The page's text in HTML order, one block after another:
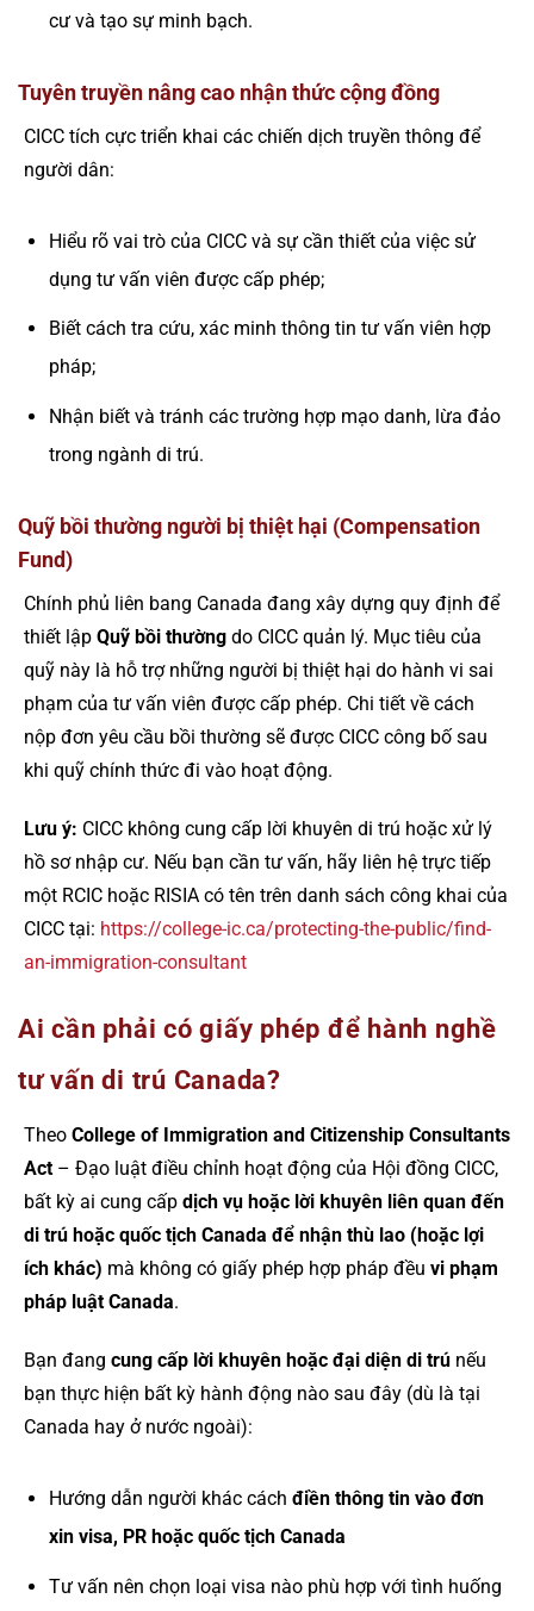
cư và tạo sự minh bạch.
Tuyên truyền nâng cao nhận thức cộng đồng
CICC tích cực triển khai các chiến dịch truyền thông để
người dân:
Hiểu rõ vai trò của CICC và sự cần thiết của việc sử
dụng tư vấn viên được cấp phép;
Biết cách tra cứu, xác minh thông tin tư vấn viên hợp
pháp;
Nhận biết và tránh các trường hợp mạo danh, lừa đảo
trong ngành di trú.
Quỹ bồi thường người bị thiệt hại (Compensation
Fund)
Chính phủ liên bang Canada đang xây dựng quy định để
thiết lập Quỹ bồi thường do CICC quản lý. Mục tiêu của
quỹ này là hỗ trợ những người bị thiệt hại do hành vi sai
phạm của tư vấn viên được cấp phép. Chi tiết về cách
nộp đơn yêu cầu bồi thường sẽ được CICC công bố sau
khi quỹ chính thức đi vào hoạt động.
Lưu ý: CICC không cung cấp lời khuyên di trú hoặc xử lý
hồ sơ nhập cư. Nếu bạn cần tư vấn, hãy liên hệ trực tiếp
một RCIC hoặc RISIA có tên trên danh sách công khai của
CICC tại: https://college-ic.ca/protecting-the-public/find-
an-immigration-consultant
Ai cần phải có giấy phép để hành nghề
tư vấn di trú Canada?
Theo College of Immigration and Citizenship Consultants
Act – Đạo luật điều chỉnh hoạt động của Hội đồng CICC,
bất kỳ ai cung cấp dịch vụ hoặc lời khuyên liên quan đến
di trú hoặc quốc tịch Canada để nhận thù lao (hoặc lợi
ích khác) mà không có giấy phép hợp pháp đều vi phạm
pháp luật Canada.
Bạn đang cung cấp lời khuyên hoặc đại diện di trú nếu
bạn thực hiện bất kỳ hành động nào sau đây (dù là tại
Canada hay ở nước ngoài):
Hướng dẫn người khác cách điền thông tin vào đơn
xin visa, PR hoặc quốc tịch Canada
Tư vấn nên chọn loại visa nào phù hợp với tình huống